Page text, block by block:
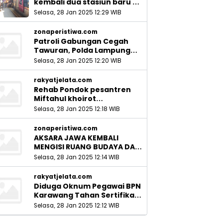
Sidoarjo_
Selasa, 28 Jan 2025 12:29 WIB
zonaperistiwa.com
Patroli Gabungan Cegah
Tawuran, Polda Lampung
Ingatkan Peran Orang Tua
Selasa, 28 Jan 2025 12:20 WIB
rakyatjelata.com
Rehab Pondok pesantren
Miftahul khoirot
Meninggalkan Hutang Ke
Material, Mantan Kadis PUPR
Harus Bertanggung Jawab
Selasa, 28 Jan 2025 12:18 WIB
zonaperistiwa.com
AKSARA JAWA KEMBALI
MENGISI RUANG BUDAYA DAN
SITUS LELUHUR NUSANTARA
Selasa, 28 Jan 2025 12:14 WIB
rakyatjelata.com
Diduga Oknum Pegawai BPN
Karawang Tahan Sertifikat
Pemohon PTSL
Selasa, 28 Jan 2025 12:12 WIB